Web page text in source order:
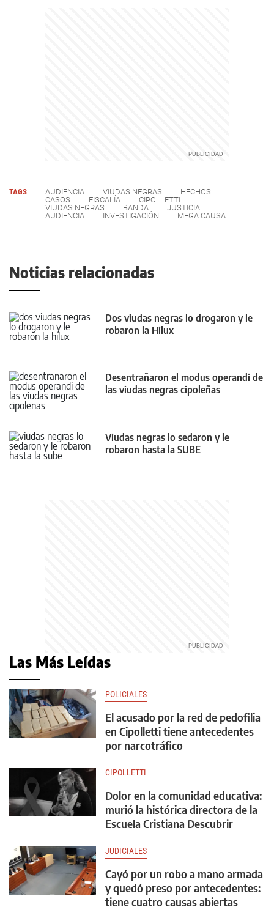
TAGS AUDIENCIA VIUDAS NEGRAS
HECHOS
CASOS
FISCALÍA
CIPOLLETTI
VIUDAS NEGRAS
BANDA
JUSTICIA
AUDIENCIA
INVESTIGACIÓN MEGA CAUSA
Noticias relacionadas
Dos viudas negras lo drogaron y le
robaron la Hilux
Desentrañaron el modus operandi de
las viudas negras cipoleñas
Viudas negras lo sedaron y le
robaron hasta la SUBE
Las Más Leídas
POLICIALES
El acusado por la red de pedofilia
en Cipolletti tiene antecedentes
por narcotráfico
CIPOLLETTI
Dolor en la comunidad educativa:
murió la histórica directora de la
Escuela Cristiana Descubrir
JUDICIALES
Cayó por un robo a mano armada
y quedó preso por antecedentes:
tiene cuatro causas abiertas